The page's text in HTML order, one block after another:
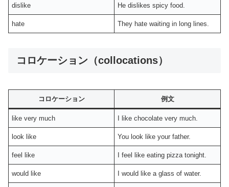
dislike He dislikes spicy food.
hate They hate waiting in long lines.
コロケーション（collocations）
コロケーション 例文
like very much I like chocolate very much.
look like You look like your father.
feel like I feel like eating pizza tonight.
would like I would like a glass of water.